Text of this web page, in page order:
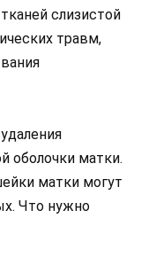
слизистой
травм,
оболочки матки.
матки могут
Что нужно